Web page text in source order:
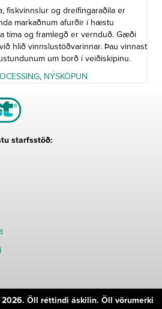
fiskvinnslur og dreifingaraðila er
markaðnum afurðir í hæstu
tíma og framlegð er vernduð. Gæði
hlið vinnslustöðvarinnar. Þau vinnast
um borð í veiðiskipinu.
, NÝSKÖPUN
starfsstöð:
Öll réttindi áskilin. Öll vörumerki